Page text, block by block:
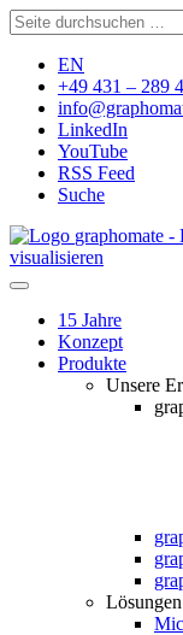
EN
+49 431 – 289
LinkedIn
YouTube
RSS Feed
Suche
graphomate
visualisieren
15 Jahre
Konzept
Produkte
Unsere